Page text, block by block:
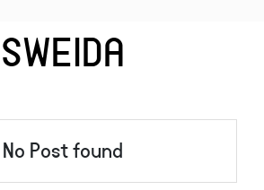
SWEIDA
No Post found